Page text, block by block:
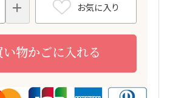
お気に入り
い物かごに入れる